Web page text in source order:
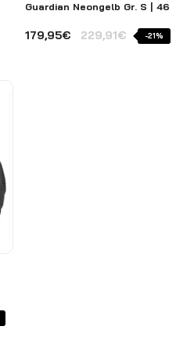
Guardian Neongelb Gr. S | 46
179,95€ 229,91€ -21%